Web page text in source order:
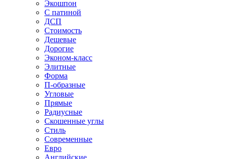
Экошпон
С патиной
ДСП
Стоимость
Дешевые
Дорогие
Эконом-класс
Элитные
Форма
П-образные
Угловые
Прямые
Радиусные
Скошенные углы
Стиль
Современные
Евро
Английские